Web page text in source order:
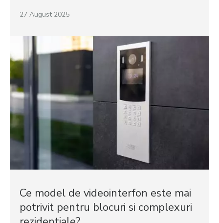
27 August 2025
Ce model de videointerfon este mai
potrivit pentru blocuri si complexuri